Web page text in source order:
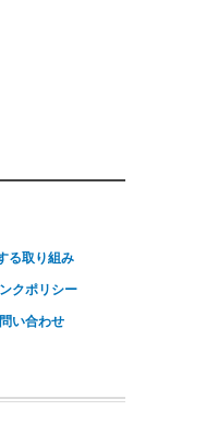
る取り組み
クポリシー
い合わせ